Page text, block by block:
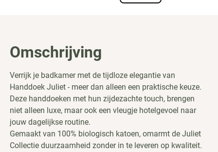
Omschrijving
Verrijk je badkamer met de tijdloze elegantie van
Handdoek Juliet - meer dan alleen een praktische keuze.
Deze handdoeken met hun zijdezachte touch, brengen
niet alleen luxe, maar ook een vleugje hotelgevoel naar
jouw dagelijkse routine.
Gemaakt van 100% biologisch katoen, omarmt de Juliet
Collectie duurzaamheid zonder in te leveren op kwaliteit.